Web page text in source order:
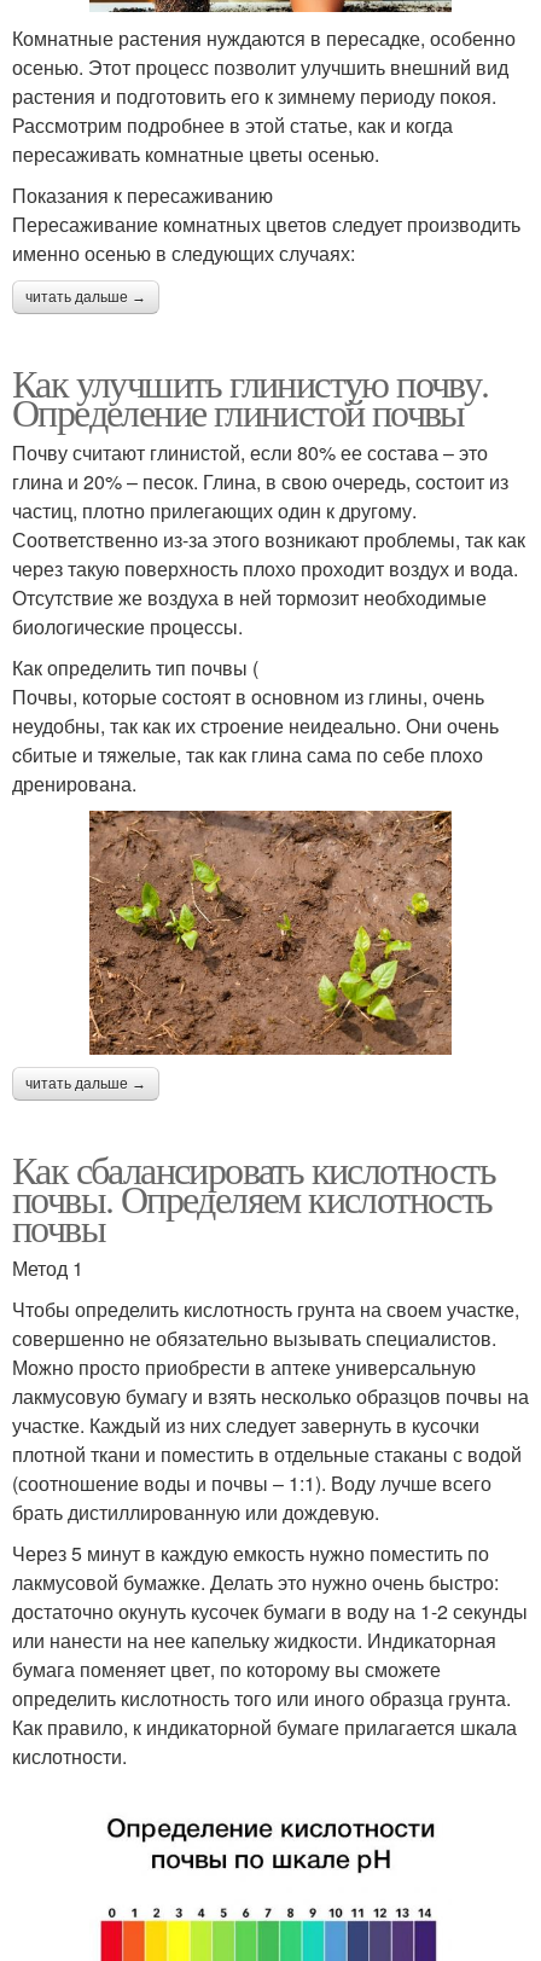
Комнатные растения нуждаются в пересадке, особенно
осенью. Этот процесс позволит улучшить внешний вид
растения и подготовить его к зимнему периоду покоя.
Рассмотрим подробнее в этой статье, как и когда
пересаживать комнатные цветы осенью.
Показания к пересаживанию
Пересаживание комнатных цветов следует производить
именно осенью в следующих случаях:
читать дальше →
Как улучшить глинистую почву.
Определение глинистой почвы
Почву считают глинистой, если 80% ее состава – это
глина и 20% – песок. Глина, в свою очередь, состоит из
частиц, плотно прилегающих один к другому.
Соответственно из-за этого возникают проблемы, так как
через такую поверхность плохо проходит воздух и вода.
Отсутствие же воздуха в ней тормозит необходимые
биологические процессы.
Как определить тип почвы (
Почвы, которые состоят в основном из глины, очень
неудобны, так как их строение неидеально. Они очень
cбитые и тяжелые, так как глина сама по себе плохо
дренирована.
читать дальше →
Как сбалансировать кислотность
почвы. Определяем кислотность
почвы
Метод 1
Чтобы определить кислотность грунта на своем участке,
совершенно не обязательно вызывать специалистов.
Можно просто приобрести в аптеке универсальную
лакмусовую бумагу и взять несколько образцов почвы на
участке. Каждый из них следует завернуть в кусочки
плотной ткани и поместить в отдельные стаканы с водой
(соотношение воды и почвы – 1:1). Воду лучше всего
брать дистиллированную или дождевую.
Через 5 минут в каждую емкость нужно поместить по
лакмусовой бумажке. Делать это нужно очень быстро:
достаточно окунуть кусочек бумаги в воду на 1-2 секунды
или нанести на нее капельку жидкости. Индикаторная
бумага поменяет цвет, по которому вы сможете
определить кислотность того или иного образца грунта.
Как правило, к индикаторной бумаге прилагается шкала
кислотности.